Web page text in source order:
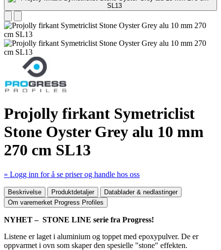
Projolly firkant Symetriclist
Stone Oyster Grey alu 10 mm
270 cm SL13
» Logg inn for å se priser og handle hos oss
Mer produktdetaljer
Beskrivelse Produktdetaljer
Datablader & nedlastinger
Om varemerket Progress Profiles
NYHET – STONE LINE serie fra Progress!
Listene er laget i aluminium og toppet med epoxypulver. De er
oppvarmet i ovn som skaper den spesielle "stone" effekten.